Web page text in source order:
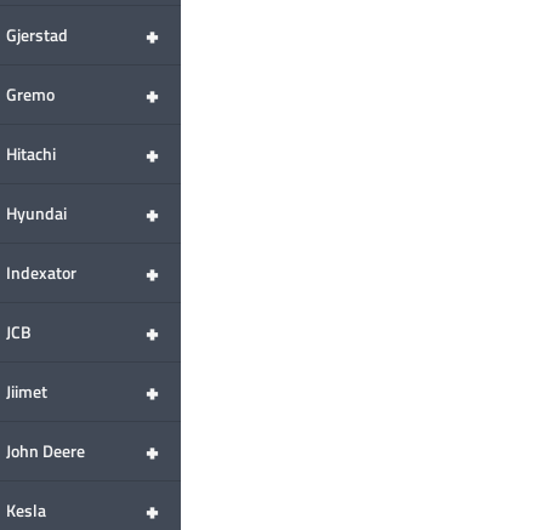
+
Gjerstad
+
Gremo
+
Hitachi
+
Hyundai
+
Indexator
+
JCB
+
Jiimet
+
John Deere
+
Kesla